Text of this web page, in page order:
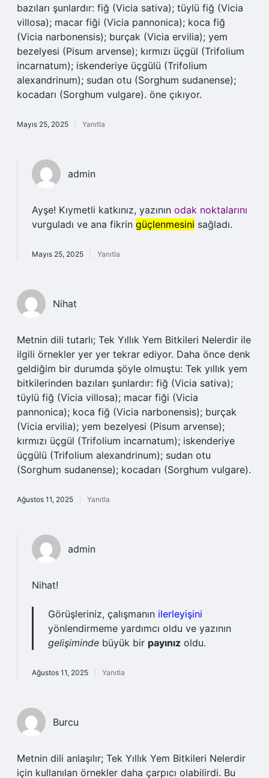
bazıları şunlardır: fiğ (Vicia sativa); tüylü fiğ (Vicia
villosa); macar fiği (Vicia pannonica); koca fiğ
(Vicia narbonensis); burçak (Vicia ervilia); yem
bezelyesi (Pisum arvense); kırmızı üçgül (Trifolium
incarnatum); iskenderiye üçgülü (Trifolium
alexandrinum); sudan otu (Sorghum sudanense);
kocadarı (Sorghum vulgare). öne çıkıyor.
Mayıs 25, 2025 Yanıtla
admin
Ayşe! Kıymetli katkınız, yazının odak noktalarını
vurguladı ve ana fikrin güçlenmesini sağladı.
Mayıs 25, 2025 Yanıtla
Nihat
Metnin dili tutarlı; Tek Yıllık Yem Bitkileri Nelerdir ile
ilgili örnekler yer yer tekrar ediyor. Daha önce denk
geldiğim bir durumda şöyle olmuştu: Tek yıllık yem
bitkilerinden bazıları şunlardır: fiğ (Vicia sativa);
tüylü fiğ (Vicia villosa); macar fiği (Vicia
pannonica); koca fiğ (Vicia narbonensis); burçak
(Vicia ervilia); yem bezelyesi (Pisum arvense);
kırmızı üçgül (Trifolium incarnatum); iskenderiye
üçgülü (Trifolium alexandrinum); sudan otu
(Sorghum sudanense); kocadarı (Sorghum vulgare).
Ağustos 11, 2025 Yanıtla
admin
Nihat!
Görüşleriniz, çalışmanın ilerleyişini
yönlendirmeme yardımcı oldu ve yazının
gelişiminde büyük bir payınız oldu.
Ağustos 11, 2025 Yanıtla
Burcu
Metnin dili anlaşılır; Tek Yıllık Yem Bitkileri Nelerdir
için kullanılan örnekler daha çarpıcı olabilirdi. Bu